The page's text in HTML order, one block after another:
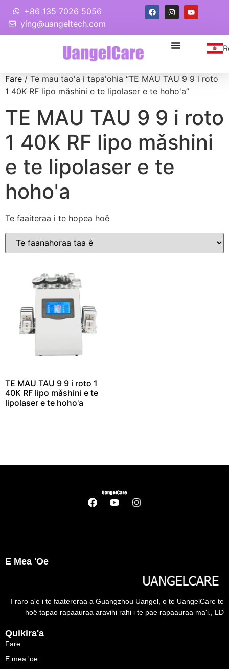
+86 135 7026 5056
ying@uangeltech.com
Fare / Te mau tao'a i tapa'ohia “TE MAU TAU 9 9 i roto
1 40K RF lipo mǎshini e te lipolaser e te hoho'a”
TE MAU TAU 9 9 i roto
1 40K RF lipo mǎshini
e te lipolaser e te
hoho'a
Te faaiteraa i te hopea hoê
TE MAU TAU 9 9 i roto 1
40K RF lipo mǎshini e te
lipolaser e te hoho'a
E Mea 'oe
I raro a'e i te faatereraa a Guangzhou Uangel, o te UangelCare te
hoê tapao rapaauraa aravihi rahi i te pae rapaauraa ma'i., LD
Quikira'a
Fare
E mea 'oe